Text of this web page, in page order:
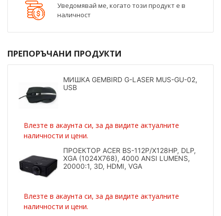
Уведомявай ме, когато този продукт е в
наличност
ПРЕПОРЪЧАНИ ПРОДУКТИ
МИШКА GEMBIRD G-LASER MUS-GU-02,
USB
Влезте в акаунта си, за да видите актуалните
наличности и цени.
ПРОЕКТОР ACER BS-112P/X128HP, DLP,
XGA (1024X768), 4000 ANSI LUMENS,
20000:1, 3D, HDMI, VGA
Влезте в акаунта си, за да видите актуалните
наличности и цени.